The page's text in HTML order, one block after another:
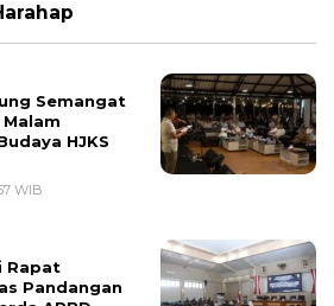
Semangat
HJKS
WIB
Rapat
Pandangan